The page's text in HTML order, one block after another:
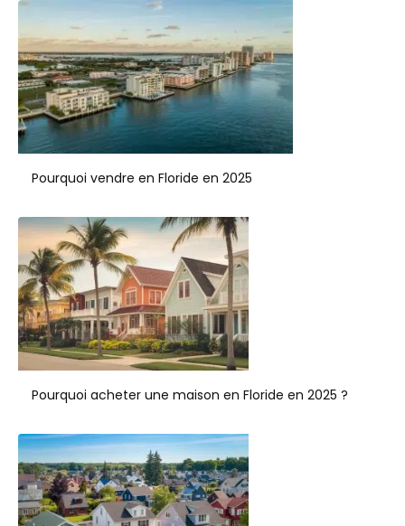
Pourquoi vendre en Floride en 2025
Pourquoi acheter une maison en Floride en 2025 ?